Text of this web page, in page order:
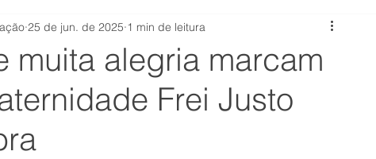
muita alegria marcam
Frei Justo
25 de jun. de 2025 1 min de leitura